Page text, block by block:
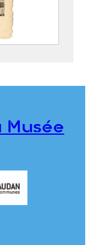
Musée